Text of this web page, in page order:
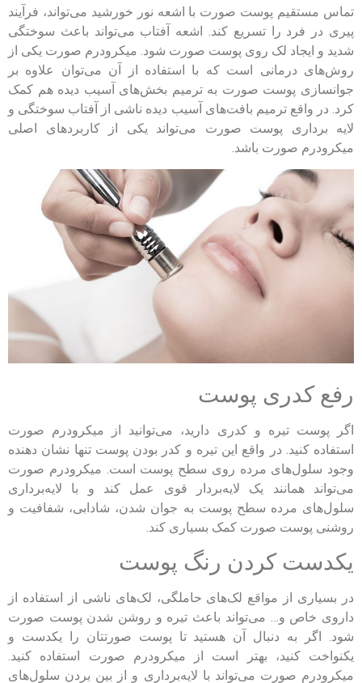
تماس مستقیم پوست صورت با اشعه نور خورشید می‌تواند، فرآیند
پیری در فرد را تسریع کند. اشعه آفتاب می‌تواند باعث سوختگی
شدید و ایجاد لک روی پوست صورت شود. میکرودرم صورت یکی از
روش‌های درمانی است که با استفاده از آن می‌توان علاوه بر
جوانسازی پوست صورت به ترمیم بخش‌های آسیب دیده هم کمک
کرد. در واقع ترمیم بافت‌های آسیب دیده ناشی از آفتاب سوختگی و
لایه برداری پوست صورت می‌تواند یکی از کاربردهای اصلی
میکرودرم صورت باشد.
رفع کدری پوست
اگر پوست تیره و کدری دارید، می‌توانید از میکرودرم صورت
استفاده کنید. در واقع این تیره و کدر بودن پوست تنها نشان دهنده
وجود سلول‌های مرده روی سطح پوست است. میکرودرم صورت
می‌تواند همانند یک لایه‌بردار قوی عمل کند و با لایه‌برداری
سلول‌های مرده سطح پوست به جوان شدن، شادابی، شفافیت و
روشنی پوست صورت کمک بسیاری کند.
یکدست کردن رنگ پوست
در بسیاری از مواقع لک‌های حاملگی، لک‌های ناشی از استفاده از
داروی خاص و… می‌تواند باعث تیره و روشن شدن پوست صورت
شود. اگر به دنبال آن هستید تا پوست صورتتان را یکدست و
یکنواخت کنید، بهتر است از میکرودرم صورت استفاده کنید.
میکرودرم صورت می‌تواند با لایه‌برداری و از بین بردن سلول‌های